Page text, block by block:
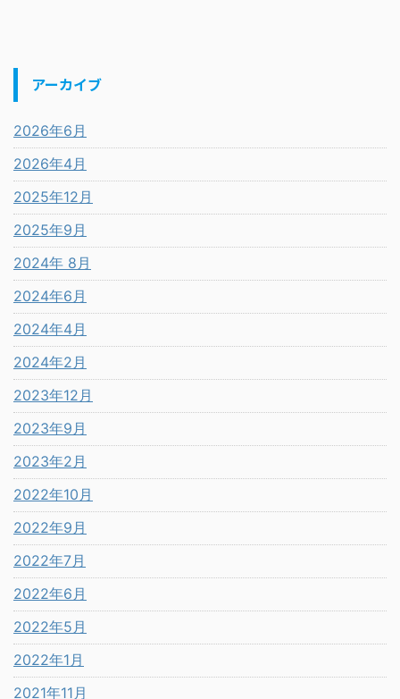
アーカイブ
2026年6月
2026年4月
2025年12月
2025年9月
2024年 8月
2024年6月
2024年4月
2024年2月
2023年12月
2023年9月
2023年2月
2022年10月
2022年9月
2022年7月
2022年6月
2022年5月
2022年1月
2021年11月